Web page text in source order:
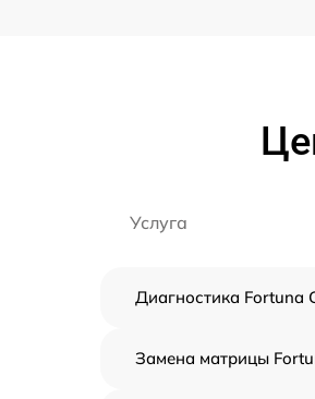
Услуга
Диагностика Fortuna
Замена матрицы